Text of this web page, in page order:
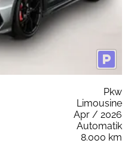
Pkw
Limousine
Apr / 2026
Automatik
8.000 km